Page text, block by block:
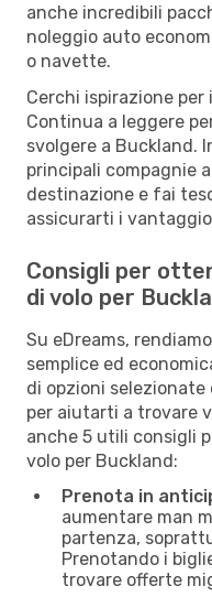
anche incredibili
noleggio auto
o navette.
Cerchi ispirazione
Continua a leggere
svolgere a Buckland.
principali compagnie
destinazione e fai
assicurarti i
Consigli per
di volo per
Su eDreams,
semplice ed
di opzioni selezionate
per aiutarti a trovare
anche 5 utili consigli
volo per Buckland:
Prenota in
aumentare man
partenza,
Prenotando i
trovare offerte